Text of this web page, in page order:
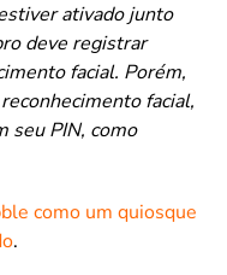
ativado junto
deve registrar
facial. Porém,
facial,
seu PIN, como
como um quiosque
.